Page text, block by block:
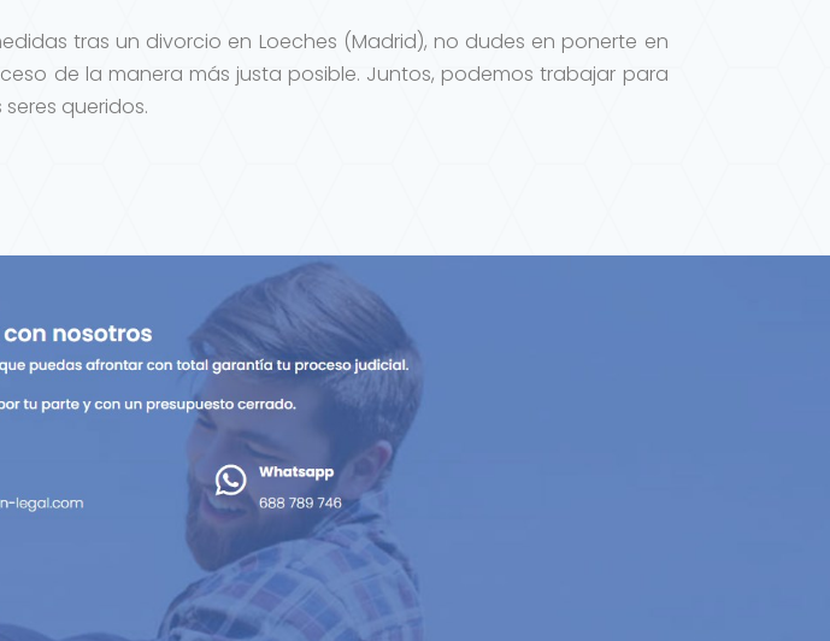
tras un divorcio en Loeches (Madrid), no dudes en ponerte en
de la manera más justa posible. Juntos, podemos trabajar para
queridos.